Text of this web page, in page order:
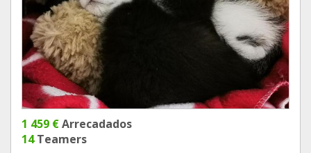
1 459 €Arrecadados
14Teamers